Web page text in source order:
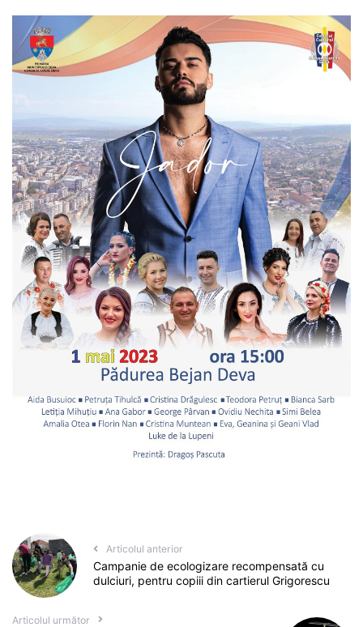
Articolul anterior
Campanie de ecologizare recompensată cu
dulciuri, pentru copiii din cartierul Grigorescu
Articolul următor